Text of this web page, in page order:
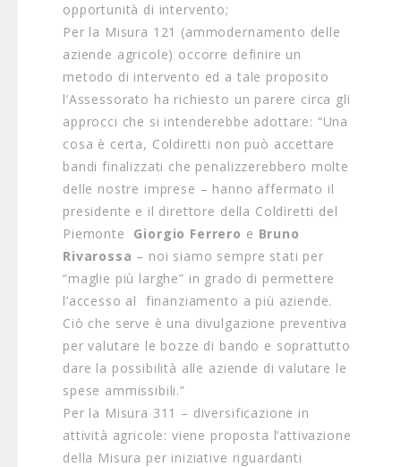
opportunità di intervento;
Per la Misura 121 (ammodernamento delle
aziende agricole) occorre definire un
metodo di intervento ed a tale proposito
l’Assessorato ha richiesto un parere circa gli
approcci che si intenderebbe adottare: “Una
cosa è certa, Coldiretti non può accettare
bandi finalizzati che penalizzerebbero molte
delle nostre imprese – hanno affermato il
presidente e il direttore della Coldiretti del
Piemonte
Giorgio Ferrero e Bruno
Rivarossa – noi siamo sempre stati per
“maglie più larghe” in grado di permettere
l’accesso al finanziamento a più aziende.
Ciò che serve è una divulgazione preventiva
per valutare le bozze di bando e soprattutto
dare la possibilità alle aziende di valutare le
spese ammissibili.”
Per la Misura 311 – diversificazione in
attività agricole: viene proposta l’attivazione
della Misura per iniziative riguardanti